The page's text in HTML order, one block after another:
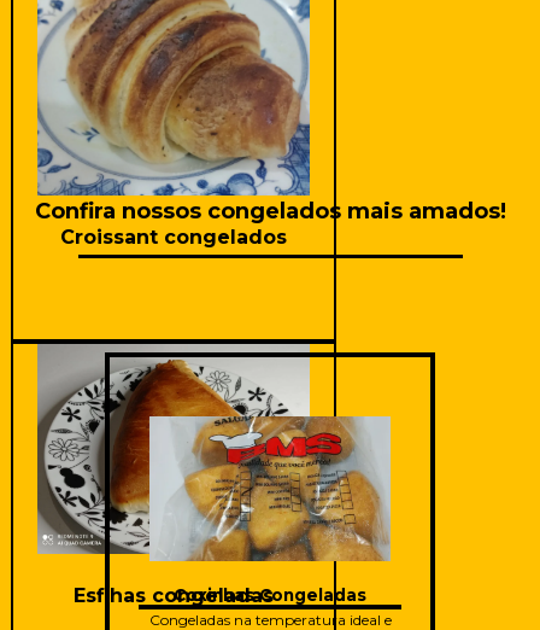
Saiba mais
Croissant congelados
Saiba mais
Esfihas congeladas
Confira nossos congelados mais amados!
Coxinhas Congeladas
Congeladas na temperatura ideal e